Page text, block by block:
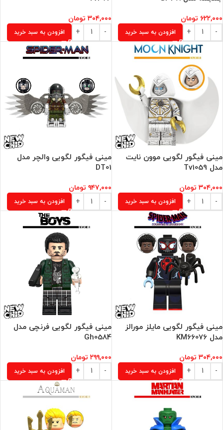
۶۲۲,۰۰۰ تومان
افزودن به سبد خرید
۳۰۴,۰۰۰ تومان
افزودن به سبد خرید
مینی فیگور لگویی موون نایت
مدل Tv1059
۳۰۴,۰۰۰ تومان
افزودن به سبد خرید
مینی فیگور لگویی والچر مدل
DT01
۹۴۷,۰۰۰ تومان
افزودن به سبد خرید
مینی فیگور لگویی مایلز مورالز
مدل KM66076
۳۰۴,۰۰۰ تومان
افزودن به سبد خرید
مینی فیگور لگویی فرنچی مدل
Gh0584
۲۹۹,۰۰۰ تومان
افزودن به سبد خرید